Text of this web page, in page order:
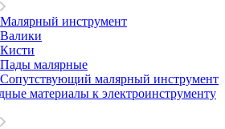
Малярный инструмент
Валики
Кисти
Пады малярные
Сопутствующий малярный инструмент
материалы к электроинструменту